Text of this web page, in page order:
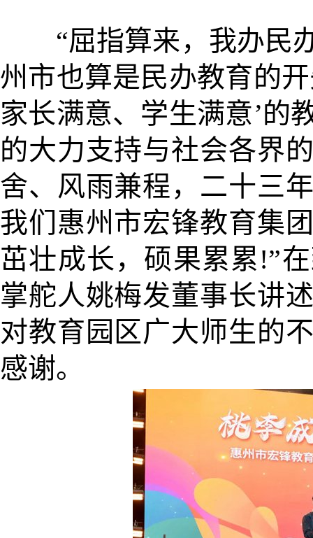
“屈指算来，我办民办
州市也算是民办教育的
家长满意、学生满意’的
的大力支持与社会各界
舍、风雨兼程，二十三
我们惠州市宏锋教育集
茁壮成长，硕果累累!”
掌舵人姚梅发董事长讲
对教育园区广大师生的
感谢。